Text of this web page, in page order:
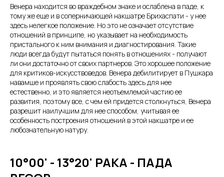
Венера находится во враждебном знаке и ослаблена в паде, к
тому же еще и в соперничающей накшатре Брихаспати - у нее
здесь нелегкое положение. Но это не означает отсутствие
отношений в принципе, но указывает на необходимость
пристального к ним внимания и диагностирования. Такие
люди всегда будут пытаться понять в отношениях - получают
ли они достаточно от своих партнеров. Это хорошее положение
для критиков-искусствоведов. Венера дебилитирует в Пушкара
навамше и проявлять свою слабость здесь для нее
естественно, и это является неотъемлемой частию ее
развития, поэтому все, с чем ей придется столкнуться, Венера
разрешит наилучшим для нее способом, учитывая ее
особенность построения отношений в этой накшатре и ее
любознательную натуру.
10°00' - 13°20' РАКА - ПАДА